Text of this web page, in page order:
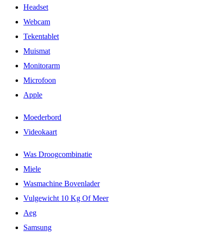
Headset
Webcam
Tekentablet
Muismat
Monitorarm
Microfoon
Apple
Moederbord
Videokaart
Was Droogcombinatie
Miele
Wasmachine Bovenlader
Vulgewicht 10 Kg Of Meer
Aeg
Samsung